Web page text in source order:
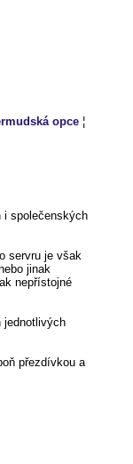
opce¦
i společenských
servru je však
jinak
nepřístojné
jednotlivých
přezdívkou a